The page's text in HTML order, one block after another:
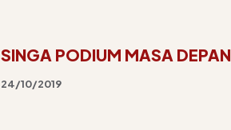
SINGA PODIUM MASA DEPAN
24/10/2019